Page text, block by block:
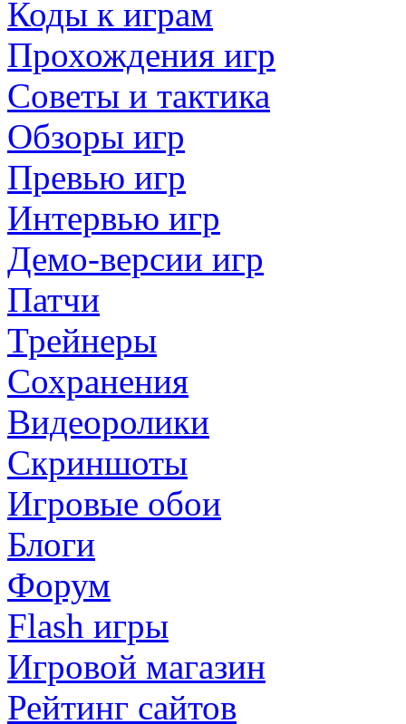
Коды к играм
Прохождения игр
Советы и тактика
Обзоры игр
Превью игр
Интервью игр
Демо-версии игр
Патчи
Трейнеры
Сохранения
Видеоролики
Скриншоты
Игровые обои
Блоги
Форум
Flash игры
Игровой магазин
Рейтинг сайтов